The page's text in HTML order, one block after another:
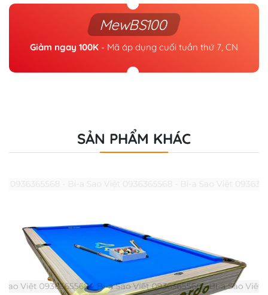
MewBS100
Giảm ngay 100K - Mã áp dụng cuối tuần thứ 7, CN
SẢN PHẨM KHÁC